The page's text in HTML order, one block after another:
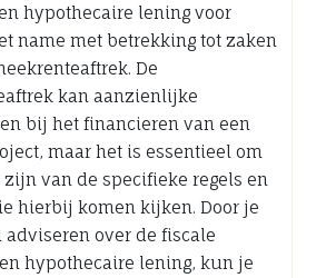
hypothecaire lening voor
name met betrekking tot zaken
De
kan aanzienlijke
bij het financieren van een
maar het is essentieel om
zijn van de specifieke regels en
hierbij komen kijken. Door je
adviseren over de fiscale
hypothecaire lening, kun je